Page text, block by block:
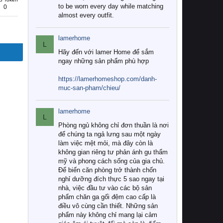
0
to be worn every day while matching
almost every outfit.
L
lamerhome
Hãy đến với lamer Home để sắm
ngay những sản phẩm phù hợp
https://lamerhomeshop.com/danh-
muc-san-pham/chieu/
L
lamerhome
Phòng ngủ không chỉ đơn thuần là nơi
để chúng ta ngả lưng sau một ngày
làm việc mệt mỏi, mà đây còn là
không gian riêng tư phản ánh gu thẩm
mỹ và phong cách sống của gia chủ.
Để biến căn phòng trở thành chốn
nghỉ dưỡng đích thực 5 sao ngay tại
nhà, việc đầu tư vào các bộ sản
phẩm chăn ga gối đệm cao cấp là
điều vô cùng cần thiết. Những sản
phẩm này không chỉ mang lại cảm